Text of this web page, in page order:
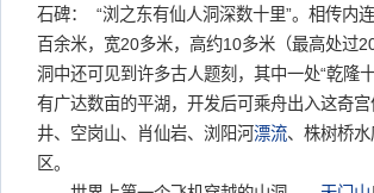
石碑： “浏之东有仙人洞深数十里”。相传内
百余米，宽20多米，高约10多米（最高处过
洞中还可见到许多古人题刻，其中一处“乾隆
有广达数亩的平湖，开发后可乘舟出入这奇
井、空岗山、肖仙岩、浏阳河 漂流、株树桥
区。